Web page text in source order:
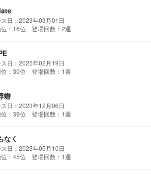
ス日：2023年03月01日
位：16位 登場回数：2週
ス日：2025年02月19日
位：30位 登場回数：1週
蝣
ス日：2023年12月06日
位：39位 登場回数：1週
なく
ス日：2023年05月10日
位：45位 登場回数：1週